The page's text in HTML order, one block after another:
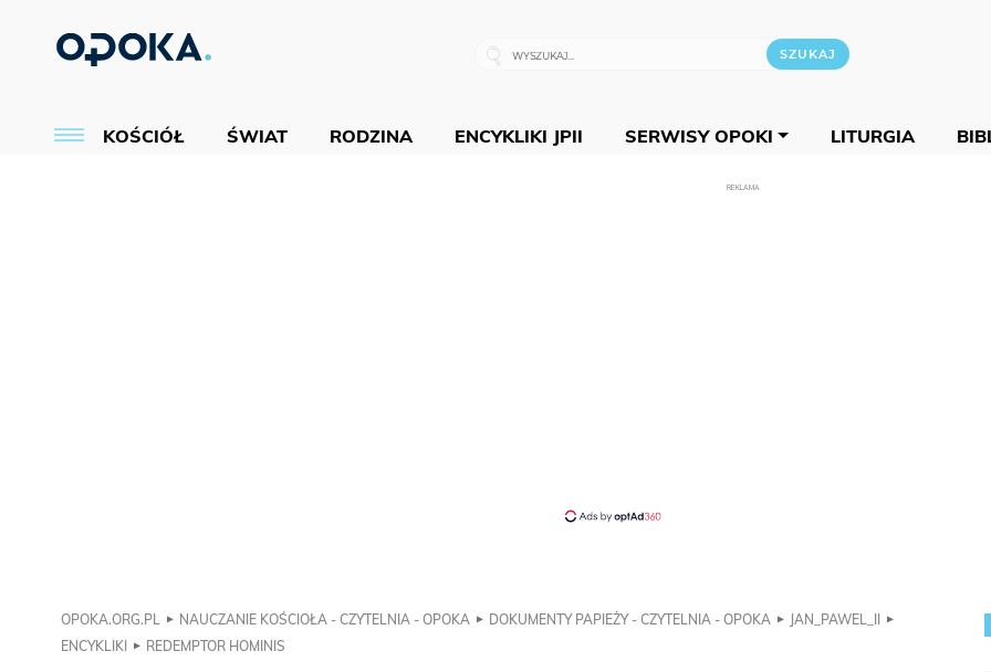
KOŚCIÓŁ ŚWIAT RODZINA ENCYKLIKI JPII SERWISY OPOKI LITURGIA
REKLAMA
OPOKA.ORG.PL NAUCZANIE KOŚCIOŁA - CZYTELNIA - OPOKA DOKUMENTY PAPIEŻY - CZYTELNIA - OPOKA
JAN_PAWEL_II
ENCYKLIKI
REDEMPTOR HOMINIS